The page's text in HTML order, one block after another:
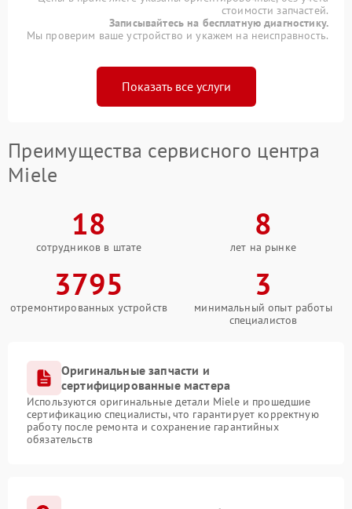
стоимости запчастей.
Записывайтесь на бесплатную диагностику.
Мы проверим ваше устройство и укажем на неисправность.
Показать все услуги
Преимущества сервисного центра
Miele
18
сотрудников в штате
8
лет на рынке
3795
отремонтированных устройств
3
минимальный опыт работы
специалистов
Оригинальные запчасти и
сертифицированные мастера
Используются оригинальные детали Miele и прошедшие
сертификацию специалисты, что гарантирует корректную
работу после ремонта и сохранение гарантийных
обязательств